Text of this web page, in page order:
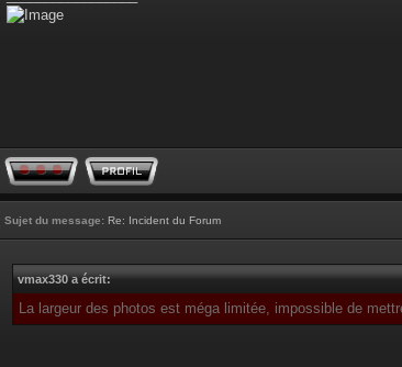
Sujet du message: Re: Incident du Forum
vmax330 a écrit:
La largeur des photos est méga limitée, impossible de